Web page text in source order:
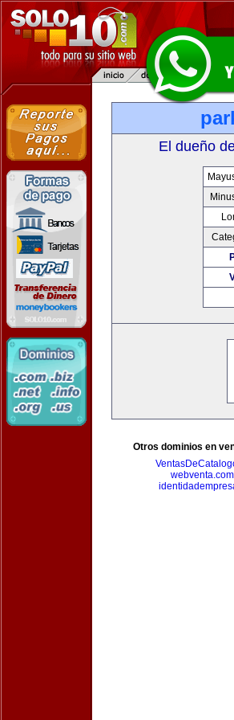
El dueño
Otros dominios en
webventa.com